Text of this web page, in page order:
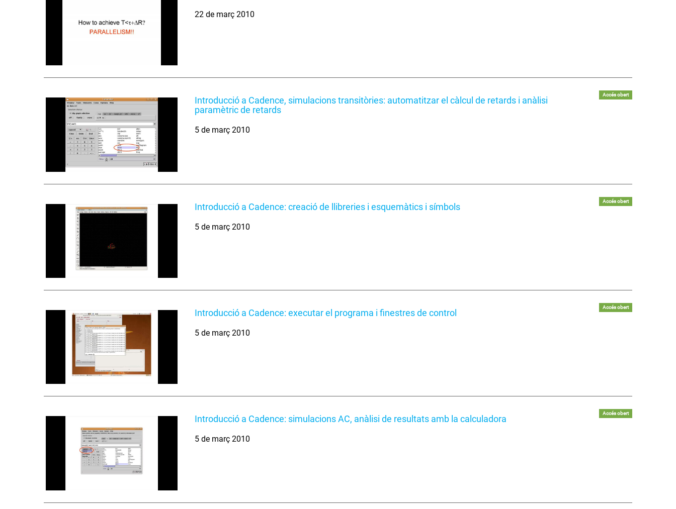
22 de març 2010
Introducció a Cadence, simulacions transitòries: automatitzar el càlcul de retards i anàlisi
paramètric de retards
Accés obert
5 de març 2010
Introducció a Cadence: creació de llibreries i esquemàtics i símbols
Accés obert
5 de març 2010
Introducció a Cadence: executar el programa i finestres de control
Accés obert
5 de març 2010
Introducció a Cadence: simulacions AC, anàlisi de resultats amb la calculadora
Accés obert
5 de març 2010